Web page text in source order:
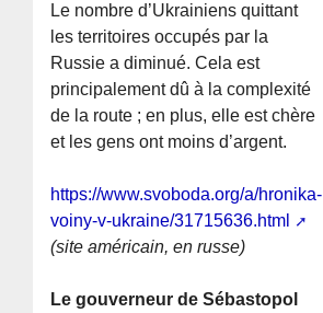
Le nombre d’Ukrainiens quittant
les territoires occupés par la
Russie a diminué. Cela est
principalement dû à la complexité
de la route ; en plus, elle est chère
et les gens ont moins d’argent.
https://www.svoboda.org/a/hronika-
voiny-v-ukraine/31715636.html
(site américain, en russe)
Le gouverneur de Sébastopol